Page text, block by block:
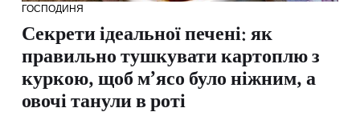
ГОСПОДИНЯ
Секрети ідеальної печені: як
правильно тушкувати картоплю з
куркою, щоб м’ясо було ніжним, а
овочі танули в роті